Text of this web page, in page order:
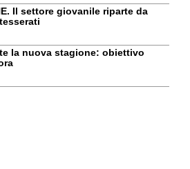
Il settore giovanile riparte da
la nuova stagione: obiettivo